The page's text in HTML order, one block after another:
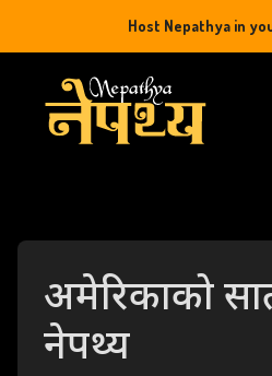
Host Nepathya in
अमेरिकाको
नेपथ्य